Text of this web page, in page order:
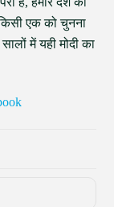
एक को चुनना
में यही मोदी का